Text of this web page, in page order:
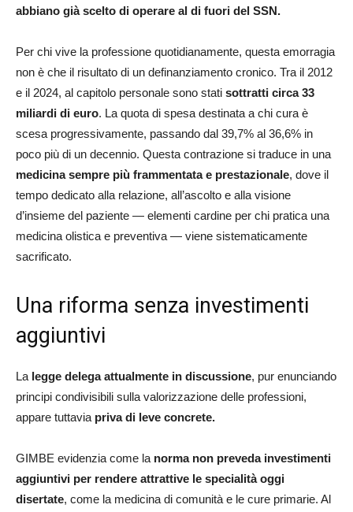
abbiano già scelto di operare al di fuori del SSN.
Per chi vive la professione quotidianamente, questa emorragia
non è che il risultato di un definanziamento cronico. Tra il 2012
e il 2024, al capitolo personale sono stati sottratti circa 33
miliardi di euro. La quota di spesa destinata a chi cura è
scesa progressivamente, passando dal 39,7% al 36,6% in
poco più di un decennio. Questa contrazione si traduce in una
medicina sempre più frammentata e prestazionale, dove il
tempo dedicato alla relazione, all’ascolto e alla visione
d’insieme del paziente — elementi cardine per chi pratica una
medicina olistica e preventiva — viene sistematicamente
sacrificato.
Una riforma senza investimenti
aggiuntivi
La legge delega attualmente in discussione, pur enunciando
principi condivisibili sulla valorizzazione delle professioni,
appare tuttavia priva di leve concrete.
GIMBE evidenzia come la norma non preveda investimenti
aggiuntivi per rendere attrattive le specialità oggi
disertate, come la medicina di comunità e le cure primarie. Al